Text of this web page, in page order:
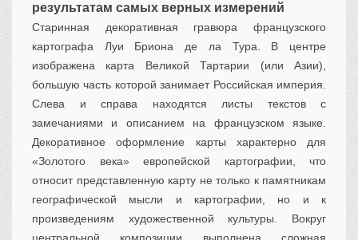
Оружие, военная атрибутика
Выставочные экспонаты XVI-XIXв.
Досуг
Разное
результатам самых верных измерений
Старинная декоративная гравюра французского
картографа Луи Бриона де ла Тура. В центре
изображена карта Великой Тартарии (или Азии),
большую часть которой занимает Российская империя.
Слева и справа находятся листы текстов с
замечаниями и описанием на французском языке.
Декоративное оформление карты характерно для
«Золотого века» европейской картографии, что
относит представленную карту не только к памятникам
географической мысли и картографии, но и к
произведениям художественной культуры. Вокруг